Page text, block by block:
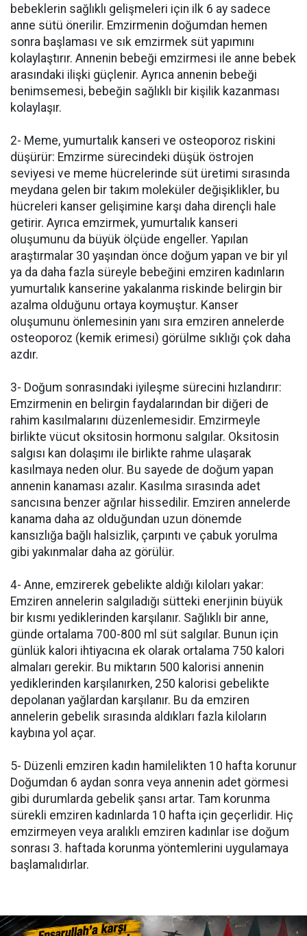
bebeklerin sağlıklı gelişmeleri için ilk 6 ay sadece
anne sütü önerilir. Emzirmenin doğumdan hemen
sonra başlaması ve sık emzirmek süt yapımını
kolaylaştırır. Annenin bebeği emzirmesi ile anne bebek
arasındaki ilişki güçlenir. Ayrıca annenin bebeği
benimsemesi, bebeğin sağlıklı bir kişilik kazanması
kolaylaşır.
2- Meme, yumurtalık kanseri ve osteoporoz riskini
düşürür: Emzirme sürecindeki düşük östrojen
seviyesi ve meme hücrelerinde süt üretimi sırasında
meydana gelen bir takım moleküler değişiklikler, bu
hücreleri kanser gelişimine karşı daha dirençli hale
getirir. Ayrıca emzirmek, yumurtalık kanseri
oluşumunu da büyük ölçüde engeller. Yapılan
araştırmalar 30 yaşından önce doğum yapan ve bir yıl
ya da daha fazla süreyle bebeğini emziren kadınların
yumurtalık kanserine yakalanma riskinde belirgin bir
azalma olduğunu ortaya koymuştur. Kanser
oluşumunu önlemesinin yanı sıra emziren annelerde
osteoporoz (kemik erimesi) görülme sıklığı çok daha
azdır.
3- Doğum sonrasındaki iyileşme sürecini hızlandırır:
Emzirmenin en belirgin faydalarından bir diğeri de
rahim kasılmalarını düzenlemesidir. Emzirmeyle
birlikte vücut oksitosin hormonu salgılar. Oksitosin
salgısı kan dolaşımı ile birlikte rahme ulaşarak
kasılmaya neden olur. Bu sayede de doğum yapan
annenin kanaması azalır. Kasılma sırasında adet
sancısına benzer ağrılar hissedilir. Emziren annelerde
kanama daha az olduğundan uzun dönemde
kansızlığa bağlı halsizlik, çarpıntı ve çabuk yorulma
gibi yakınmalar daha az görülür.
4- Anne, emzirerek gebelikte aldığı kiloları yakar:
Emziren annelerin salgıladığı sütteki enerjinin büyük
bir kısmı yediklerinden karşılanır. Sağlıklı bir anne,
günde ortalama 700-800 ml süt salgılar. Bunun için
günlük kalori ihtiyacına ek olarak ortalama 750 kalori
almaları gerekir. Bu miktarın 500 kalorisi annenin
yediklerinden karşılanırken, 250 kalorisi gebelikte
depolanan yağlardan karşılanır. Bu da emziren
annelerin gebelik sırasında aldıkları fazla kiloların
kaybına yol açar.
5- Düzenli emziren kadın hamilelikten 10 hafta korunur
Doğumdan 6 aydan sonra veya annenin adet görmesi
gibi durumlarda gebelik şansı artar. Tam korunma
sürekli emziren kadınlarda 10 hafta için geçerlidir. Hiç
emzirmeyen veya aralıklı emziren kadınlar ise doğum
sonrası 3. haftada korunma yöntemlerini uygulamaya
başlamalıdırlar.